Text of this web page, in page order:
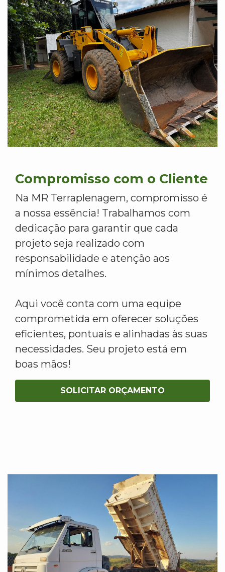
Compromisso com o Cliente
Na MR Terraplenagem, compromisso é
a nossa essência! Trabalhamos com
dedicação para garantir que cada
projeto seja realizado com
responsabilidade e atenção aos
mínimos detalhes.
Aqui você conta com uma equipe
comprometida em oferecer soluções
eficientes, pontuais e alinhadas às suas
necessidades. Seu projeto está em
boas mãos!
SOLICITAR ORÇAMENTO